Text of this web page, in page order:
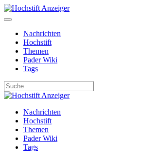
Nachrichten
Hochstift
Themen
Pader Wiki
Tags
Nachrichten
Hochstift
Themen
Pader Wiki
Tags